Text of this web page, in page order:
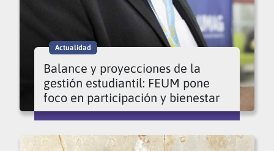
Actualidad
Balance y proyecciones de la
gestión estudiantil: FEUM pone
foco en participación y bienestar